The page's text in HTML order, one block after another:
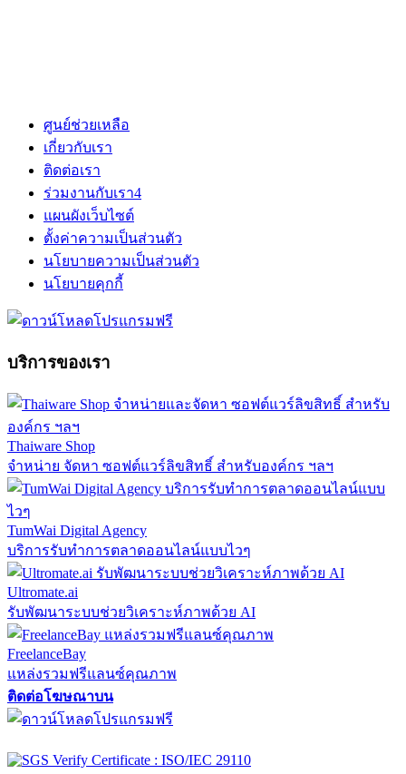
ศูนย์ช่วยเหลือ
เกี่ยวกับเรา
ติดต่อเรา
ร่วมงานกับเรา4
แผนผังเว็บไซต์
ตั้งค่าความเป็นส่วนตัว
นโยบายความเป็นส่วนตัว
นโยบายคุกกี้
บริการของเรา
Thaiware Shop
จำหน่าย จัดหา ซอฟต์แวร์ลิขสิทธิ์ สำหรับองค์กร ฯลฯ
TumWai Digital Agency
บริการรับทำการตลาดออนไลน์แบบไวๆ
Ultromate.ai
รับพัฒนาระบบช่วยวิเคราะห์ภาพด้วย AI
FreelanceBay
แหล่งรวมฟรีแลนซ์คุณภาพ
ติดต่อโฆษณาบน